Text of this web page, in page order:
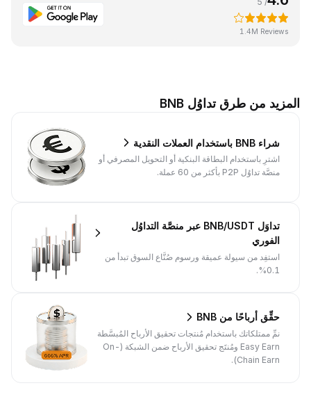
1.4M Reviews
المزيد من طرق تداوُل BNB
شراء BNB باستخدام العملات النقدية
اشترِ باستخدام البطاقة البنكية أو التحويل المصرفي أو
منصَّة تداوُل P2P بأكثر من 60 عملة.
تداوَل BNB/USDT عبر منصَّة التداوُل
الفوري
استفِد من سيولة عميقة ورسوم صُنَّاع السوق تبدأ من
0.1%.
حقِّق أرباحًا من BNB
نمِّ ممتلكاتك باستخدام مُنتجات تحقيق الأرباح المُبسَّطة
Easy Earn ومُنتَج تحقيق الأرباح ضمن الشبكة (On-
Chain Earn).